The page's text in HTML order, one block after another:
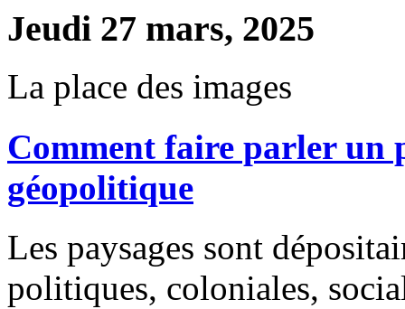
Jeudi 27 mars, 2025
La place des images
Comment faire parler un
géopolitique
Les paysages sont
politiques, coloniales,